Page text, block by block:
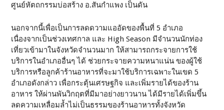
ศูนย์หัตถกรรมบ่อสร้าง อ.สันกำแพง เป็นดัน
นอกจากนี้เพื่อเป็นการลดดวามแออัดของพื้นที่ 5 อำเภอ
เนื่องจากเป็นช่วงเทศกาล และ High Season มีจำนวนนักท่อง
เที่ยวเข้ามาในจังหวัดจำนวนมาก ให้สามารถกระจายการใช้
บริการในอำเภออื่นๆ ได้ ช่วยกระจายความหนาแน่น ของผู้ใช้
บริการหรือลูกค้าร้านอาหารที่จะมาใช้บริการเฉพาะในเขด 5
อำเภอดังกล่าว เพื่อกระตุ้นเศรษฐกิจ และเพิ่มรายได้ของร้าน
อาหาร ให้ผ่านพันวิกฤตที่มีมาอย่างยาวนาน ได้มีรายได้เพิ่มขึ้น
ลดความเหลื่อมล้ำไม่เป็นธรรมของร้านอาหารทั้งจังหวัด